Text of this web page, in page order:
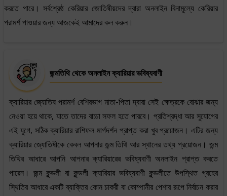
করতে পারে। সর্বশ্রেষ্ঠ কেরিয়ার জোতিষীয়দের দ্বারা অনলাইন বিনামূল্যে কেরিয়ার
পরামর্শ পাওয়ার জন্য আজকেই আমাদের কল করুন।
জন্মতিথি থেকে অনলাইন ক্যারিয়ার ভবিষ্যবাণী
ক্যারিয়ার জ্যোতিষ পরামর্শ বেশিরভাগ মাতা-পিতা দ্বারা সেই ক্ষেত্রকে বোঝার জন্য
নেওয়া হয়ে থাকে, যাতে তাদের বাচ্চা সফল হতে পারবে। প্রতিশ্রদ্ধা আর সুযোগের
এই যুগে, সঠিক ক্যারিয়ার রাশিফল মার্গদর্শন প্রাপ্ত করা খুব প্রয়োজন। এটির জন্য
ক্যারিয়ার জ্যোতিষীকে কেবল আপনার জন্ম তিথি আর স্থানের তথ্য প্রয়োজন। জন্ম
তিথির আধারে আপনি আপনার ক্যারিয়ারের ভবিষ্যবাণী অনলাইন প্রাপ্ত করতে
পারেন। জন্ম কুন্ডলী বা কুন্ডলী ক্যারিয়ার ভবিষ্যবাণী কুন্ডলীতে উপস্থিত গ্রহের
স্থিতির আধারে একটি ব্যাক্তির কোন চাকরী বা কোম্পানীর পেশার রূপে নির্বাচন করার